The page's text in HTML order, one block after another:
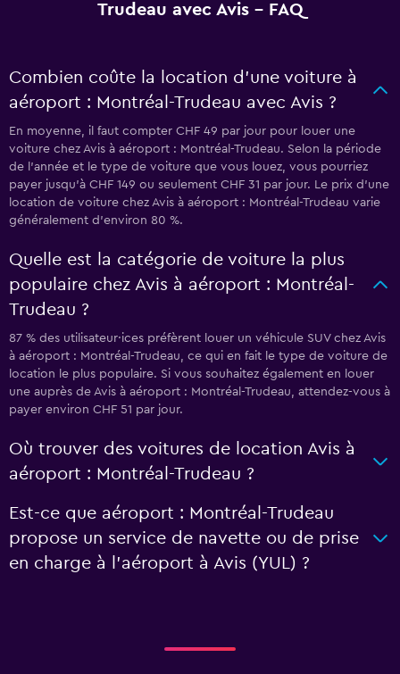
Trudeau avec Avis - FAQ
Combien coûte la location d’une voiture à
aéroport : Montréal-Trudeau avec Avis ?
En moyenne, il faut compter CHF 49 par jour pour louer une
voiture chez Avis à aéroport : Montréal-Trudeau. Selon la période
de l'année et le type de voiture que vous louez, vous pourriez
payer jusqu'à CHF 149 ou seulement CHF 31 par jour. Le prix d'une
location de voiture chez Avis à aéroport : Montréal-Trudeau varie
généralement d'environ 80 %.
Quelle est la catégorie de voiture la plus
populaire chez Avis à aéroport : Montréal-
Trudeau ?
87 % des utilisateur·ices préfèrent louer un véhicule SUV chez Avis
à aéroport : Montréal-Trudeau, ce qui en fait le type de voiture de
location le plus populaire. Si vous souhaitez également en louer
une auprès de Avis à aéroport : Montréal-Trudeau, attendez-vous à
payer environ CHF 51 par jour.
Où trouver des voitures de location Avis à
aéroport : Montréal-Trudeau ?
Est-ce que aéroport : Montréal-Trudeau
propose un service de navette ou de prise
en charge à l’aéroport à Avis (YUL) ?